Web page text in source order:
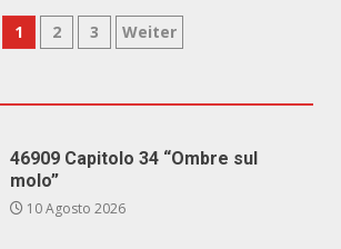
Paginazione
1 2 3 Weiter
46909 Capitolo 34 “Ombre sul
molo”
10 Agosto 2026